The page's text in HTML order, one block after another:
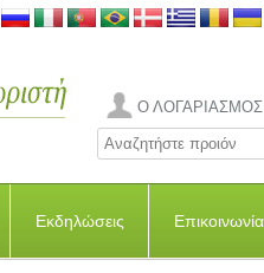
Ο
Εκδηλώσεις Επικοινωνία